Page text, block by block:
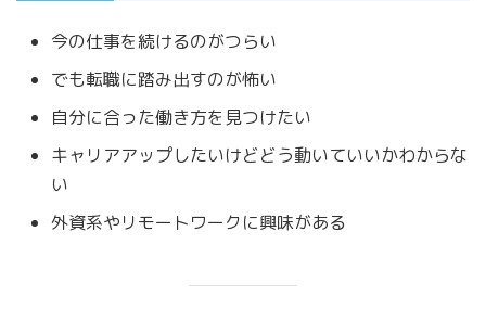
今の仕事を続けるのがつらい
でも転職に踏み出すのが怖い
自分に合った働き方を見つけたい
キャリアアップしたいけどどう動いていいかわからな
い
外資系やリモートワークに興味がある